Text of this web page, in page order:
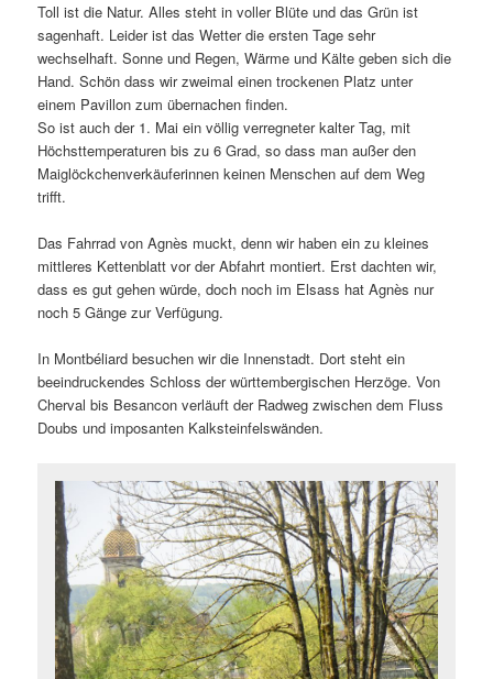
Toll ist die Natur. Alles steht in voller Blüte und das Grün ist
sagenhaft. Leider ist das Wetter die ersten Tage sehr
wechselhaft. Sonne und Regen, Wärme und Kälte geben sich die
Hand. Schön dass wir zweimal einen trockenen Platz unter
einem Pavillon zum übernachen finden.
So ist auch der 1. Mai ein völlig verregneter kalter Tag, mit
Höchsttemperaturen bis zu 6 Grad, so dass man außer den
Maiglöckchenverkäuferinnen keinen Menschen auf dem Weg
trifft.
Das Fahrrad von Agnès muckt, denn wir haben ein zu kleines
mittleres Kettenblatt vor der Abfahrt montiert. Erst dachten wir,
dass es gut gehen würde, doch noch im Elsass hat Agnès nur
noch 5 Gänge zur Verfügung.
In Montbéliard besuchen wir die Innenstadt. Dort steht ein
beeindruckendes Schloss der württembergischen Herzöge. Von
Cherval bis Besancon verläuft der Radweg zwischen dem Fluss
Doubs und imposanten Kalksteinfelswänden.